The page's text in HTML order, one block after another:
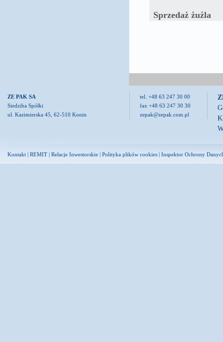
Sprzedaż żużla
ZE PAK SA
Siedziba Spółki
ul. Kazimierska 45, 62-510 Konin
tel. +48 63 247 30 00
fax +48 63 247 30 30
zepak@zepak.com.pl
Kontakt | REMIT | Relacje Inwestorskie | Polityka plików cookies | Inspektor Ochrony